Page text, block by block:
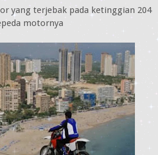
yang terjebak pada ketinggian 204
motornya